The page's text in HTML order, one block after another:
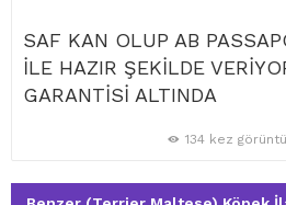
SAF KAN OLUP AB
İLE HAZIR ŞEKİLDE
GARANTİSİ ALTINDA
134 kez